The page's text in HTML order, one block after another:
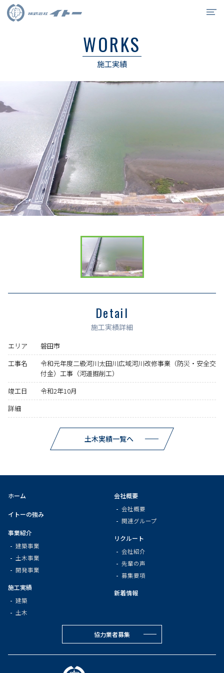
リクルート
0538-34-6715
お問合せ
WORKS
施工実績
Detail
施工実績詳細
エリア
磐田市
工事名
令和元年度二級河川太田川広域河川改修事業（防災・安全交
付金）工事（河道掘削工）
竣工日
令和2年10月
詳細
土木実績一覧へ
ホーム
イトーの強み
事業紹介
建築事業
土木事業
開発事業
施工実績
建築
土木
会社概要
会社概要
関連グループ
リクルート
会社紹介
先輩の声
募集要項
新着情報
協力業者募集